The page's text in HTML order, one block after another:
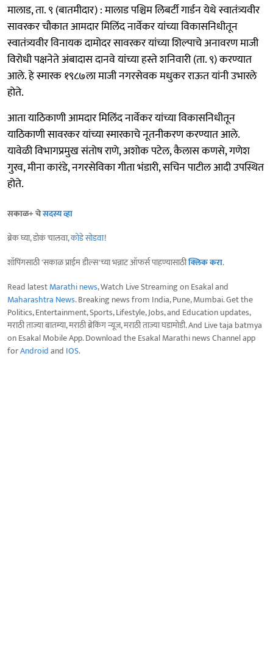
मालाड, ता. ९ (बातमीदार) : मालाड पश्चिम लिबर्टी गार्डन येथे स्वातंत्र्यवीर
सावरकर चौकात आमदार मिलिंद नार्वेकर यांच्या विकासनिधीतून
स्वातंत्र्यवीर विनायक दामोदर सावरकर यांच्या शिल्पाचे अनावरण माजी
विरोधी पक्षनेते अंबादास दानवे यांच्या हस्ते शनिवारी (ता. ९) करण्यात
आले. हे स्मारक १९८७ला माजी नगरसेवक मधुकर राऊत यांनी उभारले
होते.
आता याठिकाणी आमदार मिलिंद नार्वेकर यांच्या विकासनिधीतून
याठिकाणी सावरकर यांच्या स्मारकाचे नूतनीकरण करण्यात आले.
यावेळी विभागप्रमुख संतोष राणे, अशोक पटेल, कैलास कणसे, गणेश
गुरव, मीना कारंडे, नगरसेविका गीता भंडारी, सचिन पाटील आदी उपस्थित
होते.
सकाळ+ चेसदस्य व्हा
ब्रेक घ्या, डोकं चालवा,कोडे सोडवा!
शॉपिंगसाठी 'सकाळ प्राईम डील्स'च्या भन्नाट ऑफर्स पाहण्यासाठीक्लिक करा.
Read latestMarathi news, Watch Live Streaming on Esakal and
Maharashtra News. Breaking news from India, Pune, Mumbai. Get the
Politics, Entertainment, Sports, Lifestyle, Jobs, and Education updates,
मराठी ताज्या बातम्या, मराठी ब्रेकिंग न्यूज, मराठी ताज्या घडामोडी. And Live taja batmya
on Esakal Mobile App. Download the Esakal Marathi news Channel app
forAndroidand IOS.